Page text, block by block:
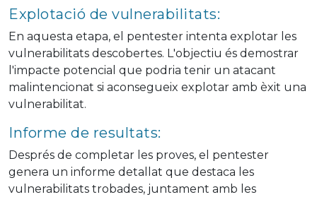
Explotació de vulnerabilitats:
En aquesta etapa, el pentester intenta explotar les
vulnerabilitats descobertes. L'objectiu és demostrar
l'impacte potencial que podria tenir un atacant
malintencionat si aconsegueix explotar amb èxit una
vulnerabilitat.
Informe de resultats:
Després de completar les proves, el pentester
genera un informe detallat que destaca les
vulnerabilitats trobades, juntament amb les